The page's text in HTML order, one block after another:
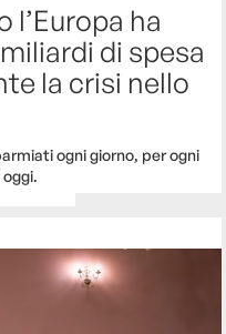
ha
di spesa
la crisi nello
ogni giorno, per ogni